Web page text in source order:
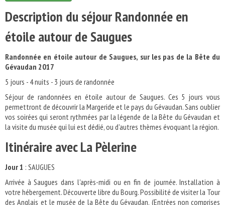
Description du séjour Randonnée en
étoile autour de Saugues
Randonnée en étoile autour de Saugues, sur les pas de la Bête du
Gévaudan 2017
5 jours - 4 nuits - 3 jours de randonnée
Séjour de randonnées en étoile autour de Saugues. Ces 5 jours vous
permettront de découvrir la Margeride et le pays du Gévaudan. Sans oublier
vos soirées qui seront rythmées par la légende de la Bête du Gévaudan et
la visite du musée qui lui est dédié, ou d'autres thèmes évoquant la région.
Itinéraire avec La Pèlerine
Jour 1 : SAUGUES
Arrivée à Saugues dans l'après-midi ou en fin de journée. Installation à
votre hébergement. Découverte libre du Bourg. Possibilité de visiter la Tour
des Anglais et le musée de la Bête du Gévaudan. (Entrées non comprises